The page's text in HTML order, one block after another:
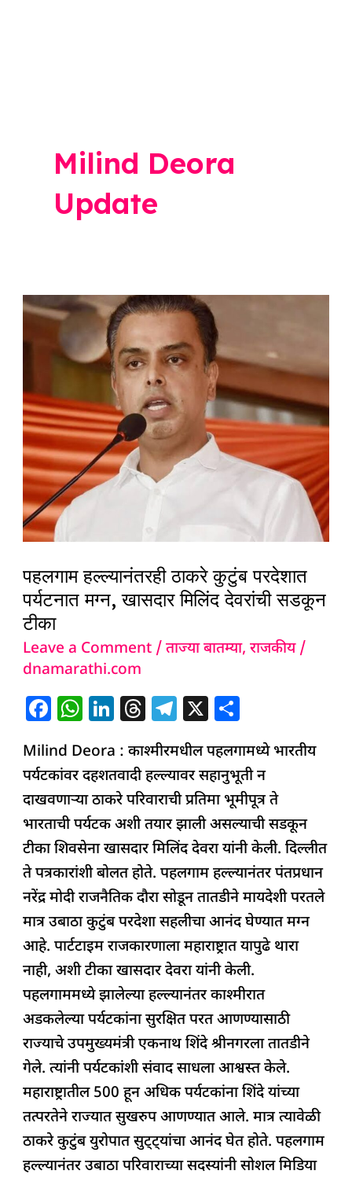
Milind Deora
Update
पहलगाम हल्ल्यानंतरही ठाकरे कुटुंब परदेशात
पर्यटनात मग्न, खासदार मिलिंद देवरांची सडकून
टीका
Leave a Comment /ताज्या बातम्या,राजकीय/
dnamarathi.com
F
c
e
b
o
o
k
W
at
s
A
p
p
Li
k
e
dI
n
T
h
re
a
d
s
T
el
e
g
ra
m
X
ar
e
Milind Deora : काश्मीरमधील पहलगामध्ये भारतीय
पर्यटकांवर दहशतवादी हल्ल्यावर सहानुभूती न
दाखवणाऱ्या ठाकरे परिवाराची प्रतिमा भूमीपूत्र ते
भारताची पर्यटक अशी तयार झाली असल्याची सडकून
टीका शिवसेना खासदार मिलिंद देवरा यांनी केली. दिल्लीत
ते पत्रकारांशी बोलत होते. पहलगाम हल्ल्यानंतर पंतप्रधान
नरेंद्र मोदी राजनैतिक दौरा सोडून तातडीने मायदेशी परतले
मात्र उबाठा कुटुंब परदेशा सहलीचा आनंद घेण्यात मग्न
आहे. पार्टटाइम राजकारणाला महाराष्ट्रात यापुढे थारा
नाही, अशी टीका खासदार देवरा यांनी केली.
पहलगाममध्ये झालेल्या हल्ल्यानंतर काश्मीरात
अडकलेल्या पर्यटकांना सुरक्षित परत आणण्यासाठी
राज्याचे उपमुख्यमंत्री एकनाथ शिंदे श्रीनगरला तातडीने
गेले. त्यांनी पर्यटकांशी संवाद साधला आश्वस्त केले.
महाराष्ट्रातील 500 हून अधिक पर्यटकांना शिंदे यांच्या
तत्परतेने राज्यात सुखरुप आणण्यात आले. मात्र त्यावेळी
ठाकरे कुटुंब युरोपात सुट्ट्यांचा आनंद घेत होते. पहलगाम
हल्ल्यानंतर उबाठा परिवाराच्या सदस्यांनी सोशल मिडिया
पहलगाम
हल्ल्यानंतरही
परदेशात
पर्यटनात
मग्न,
खासदार
मिलिंद
देवरांची
टीका